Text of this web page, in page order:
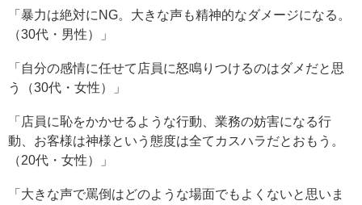
「暴力は絶対にNG。大きな声も精神的なダメージになる。
（30代・男性）」
「自分の感情に任せて店員に怒鳴りつけるのはダメだと思
う（30代・女性）」
「店員に恥をかかせるような行動、業務の妨害になる行
動、お客様は神様という態度は全てカスハラだとおもう。
（20代・女性）」
「大きな声で罵倒はどのような場面でもよくないと思いま